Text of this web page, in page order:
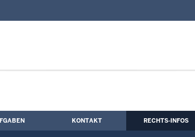
Einrichtungen
KONTAKT RECHTS-INFOS